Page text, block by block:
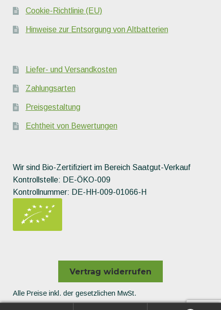
Cookie-Richtlinie (EU)
Hinweise zur Entsorgung von Altbatterien
Liefer- und Versandkosten
Zahlungsarten
Preisgestaltung
Echtheit von Bewertungen
Wir sind Bio-Zertifiziert im Bereich Saatgut-Verkauf
Kontrollstelle: DE-ÖKO-009
Kontrollnummer: DE-HH-009-01066-H
Vertrag widerrufen
Alle Preise inkl. der gesetzlichen MwSt.
Die durchgestrichenen Preise entsprechen dem bisherigen